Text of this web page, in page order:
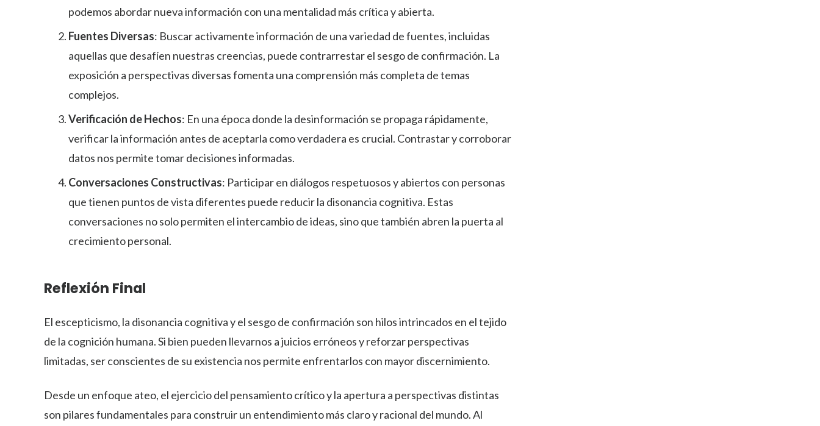
podemos abordar nueva información con una mentalidad más crítica y abierta.
Fuentes Diversas: Buscar activamente información de una variedad de fuentes, incluidas
aquellas que desafíen nuestras creencias, puede contrarrestar el sesgo de confirmación. La
exposición a perspectivas diversas fomenta una comprensión más completa de temas
complejos.
Verificación de Hechos: En una época donde la desinformación se propaga rápidamente,
verificar la información antes de aceptarla como verdadera es crucial. Contrastar y corroborar
datos nos permite tomar decisiones informadas.
Conversaciones Constructivas: Participar en diálogos respetuosos y abiertos con personas
que tienen puntos de vista diferentes puede reducir la disonancia cognitiva. Estas
conversaciones no solo permiten el intercambio de ideas, sino que también abren la puerta al
crecimiento personal.
Reflexión Final
El escepticismo, la disonancia cognitiva y el sesgo de confirmación son hilos intrincados en el tejido
de la cognición humana. Si bien pueden llevarnos a juicios erróneos y reforzar perspectivas
limitadas, ser conscientes de su existencia nos permite enfrentarlos con mayor discernimiento.
Desde un enfoque ateo, el ejercicio del pensamiento crítico y la apertura a perspectivas distintas
son pilares fundamentales para construir un entendimiento más claro y racional del mundo. Al